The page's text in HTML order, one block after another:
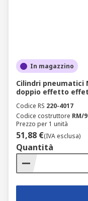
In magazzino
Cilindri pneumatici
doppio effetto
Codice RS 220-4017
Codice costruttore RM/
Prezzo per 1 unità
51,88 €(IVA esclusa)
Quantità